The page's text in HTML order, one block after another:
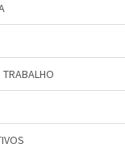
TRABALHO